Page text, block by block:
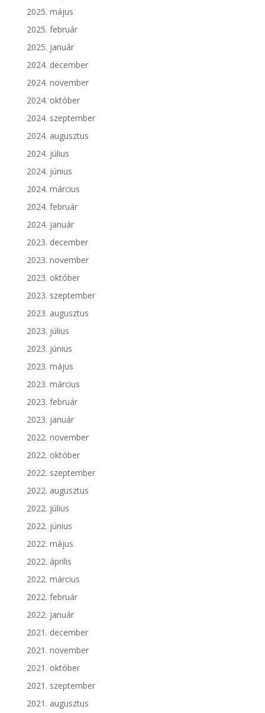
2025. május
2025. február
2025. január
2024. december
2024. november
2024. október
2024. szeptember
2024. augusztus
2024. július
2024. június
2024. március
2024. február
2024. január
2023. december
2023. november
2023. október
2023. szeptember
2023. augusztus
2023. július
2023. június
2023. május
2023. március
2023. február
2023. január
2022. november
2022. október
2022. szeptember
2022. augusztus
2022. július
2022. június
2022. május
2022. április
2022. március
2022. február
2022. január
2021. december
2021. november
2021. október
2021. szeptember
2021. augusztus